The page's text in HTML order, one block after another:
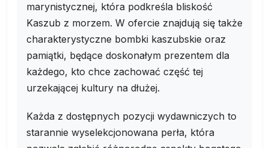
marynistycznej, która podkreśla bliskość
Kaszub z morzem. W ofercie znajdują się także
charakterystyczne bombki kaszubskie oraz
pamiątki, będące doskonałym prezentem dla
każdego, kto chce zachować część tej
urzekającej kultury na dłużej.
Każda z dostępnych pozycji wydawniczych to
starannie wyselekcjonowana perła, która